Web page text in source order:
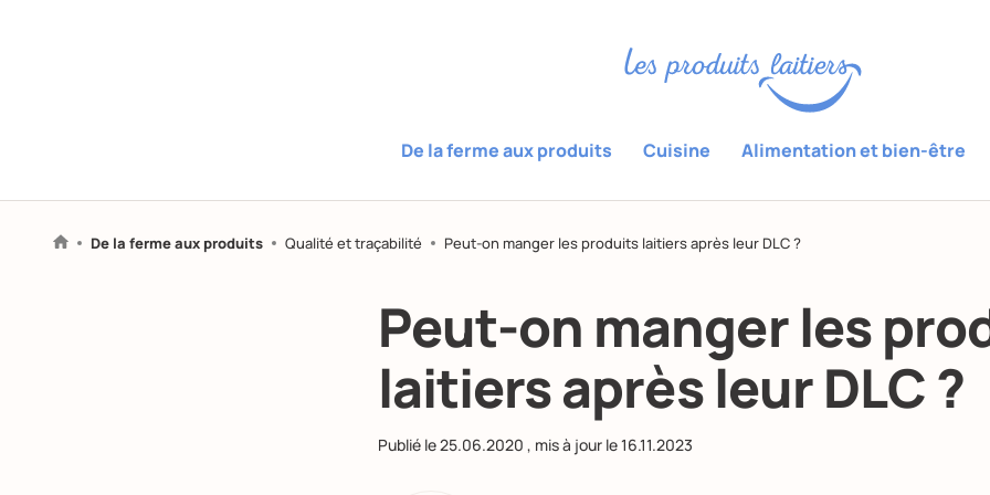
De la ferme aux produits Cuisine Alimentation et bien-être
De la ferme aux produits Qualité et traçabilité Peut-on manger les produits laitiers après leur DLC ?
Peut-on manger les
laitiers après leur DLC ?
Publié le25.06.2020 , mis à jour le16.11.2023